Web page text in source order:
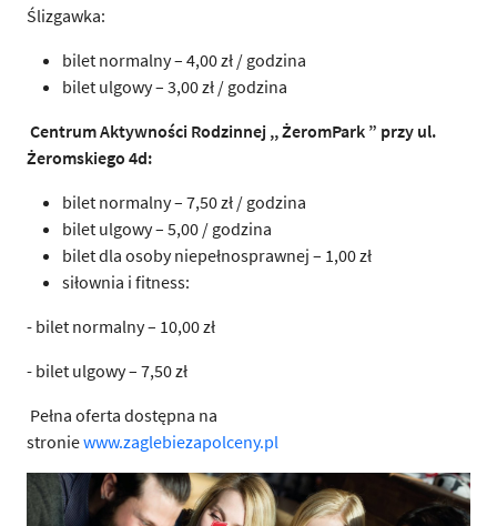
Ślizgawka:
bilet normalny – 4,00 zł / godzina
bilet ulgowy – 3,00 zł / godzina
Centrum Aktywności Rodzinnej ,, ŻeromPark ” przy ul.
Żeromskiego 4d:
bilet normalny – 7,50 zł / godzina
bilet ulgowy – 5,00 / godzina
bilet dla osoby niepełnosprawnej – 1,00 zł
siłownia i fitness:
- bilet normalny – 10,00 zł
- bilet ulgowy – 7,50 zł
Pełna oferta dostępna na
stroniewww.zaglebiezapolceny.pl